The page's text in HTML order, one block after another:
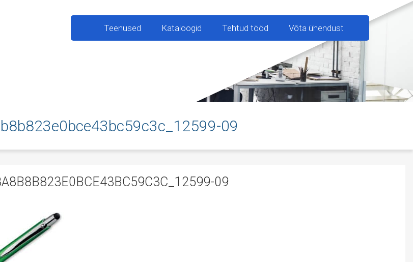
Teenused Kataloogid Tehtud tööd Võta ühendust
09
09